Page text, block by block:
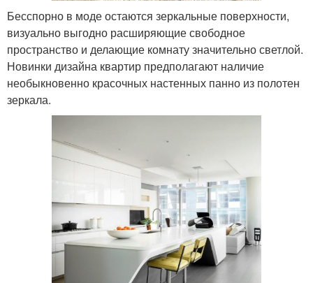
Бесспорно в моде остаются зеркальные поверхности,
визуально выгодно расширяющие свободное
пространство и делающие комнату значительно светлой.
Новинки дизайна квартир предполагают наличие
необыкновенно красочных настенных панно из полотен
зеркала.